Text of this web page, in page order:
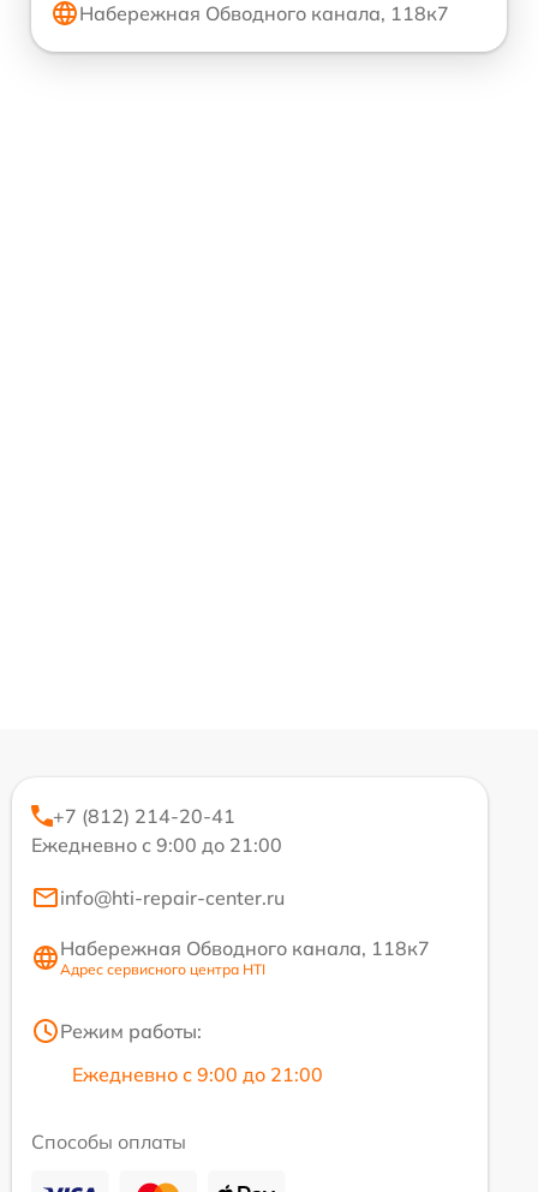
Набережная Обводного канала, 118к7
+7 (812) 214-20-41
Ежедневно с 9:00 до 21:00
info@hti-repair-center.ru
Набережная Обводного канала, 118к7
Адрес сервисного центра HTI
Режим работы:
Ежедневно с 9:00 до 21:00
Способы оплаты